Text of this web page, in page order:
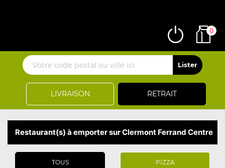
LIVRAISON RETRAIT
0
Restaurant(s) à emporter sur Clermont Ferrand Centre
TOUS PIZZA